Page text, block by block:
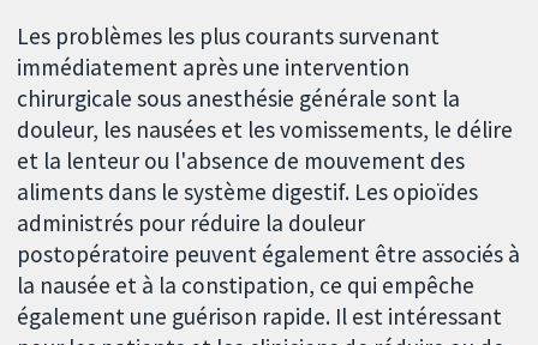
Les problèmes les plus courants survenant
immédiatement après une intervention
chirurgicale sous anesthésie générale sont la
douleur, les nausées et les vomissements, le délire
et la lenteur ou l'absence de mouvement des
aliments dans le système digestif. Les opioïdes
administrés pour réduire la douleur
postopératoire peuvent également être associés à
la nausée et à la constipation, ce qui empêche
également une guérison rapide. Il est intéressant